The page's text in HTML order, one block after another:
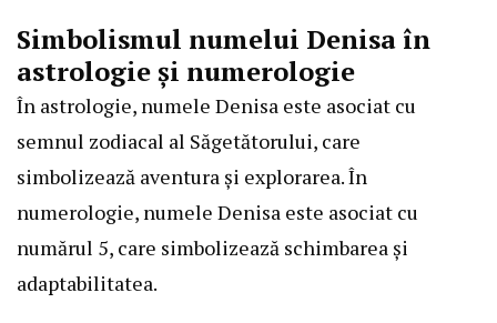
Simbolismul numelui Denisa în
astrologie și numerologie
În astrologie, numele Denisa este asociat cu
semnul zodiacal al Săgetătorului, care
simbolizează aventura și explorarea. În
numerologie, numele Denisa este asociat cu
numărul 5, care simbolizează schimbarea și
adaptabilitatea.